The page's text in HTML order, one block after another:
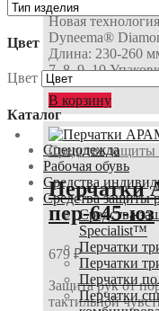
Новая
Dyneema®
Длина: 230-260
7, 8, 9, 10
В корзину
Средства
пер-645-юз
679 ₽
Защита рук от
тактильной
Цвет
Цвет
Каталог
Спецодежда
Рабочая обувь
Средства
Средства защиты
Средства
Specialist™
Перчатки
Перчатки
Перчатки
Перчатки